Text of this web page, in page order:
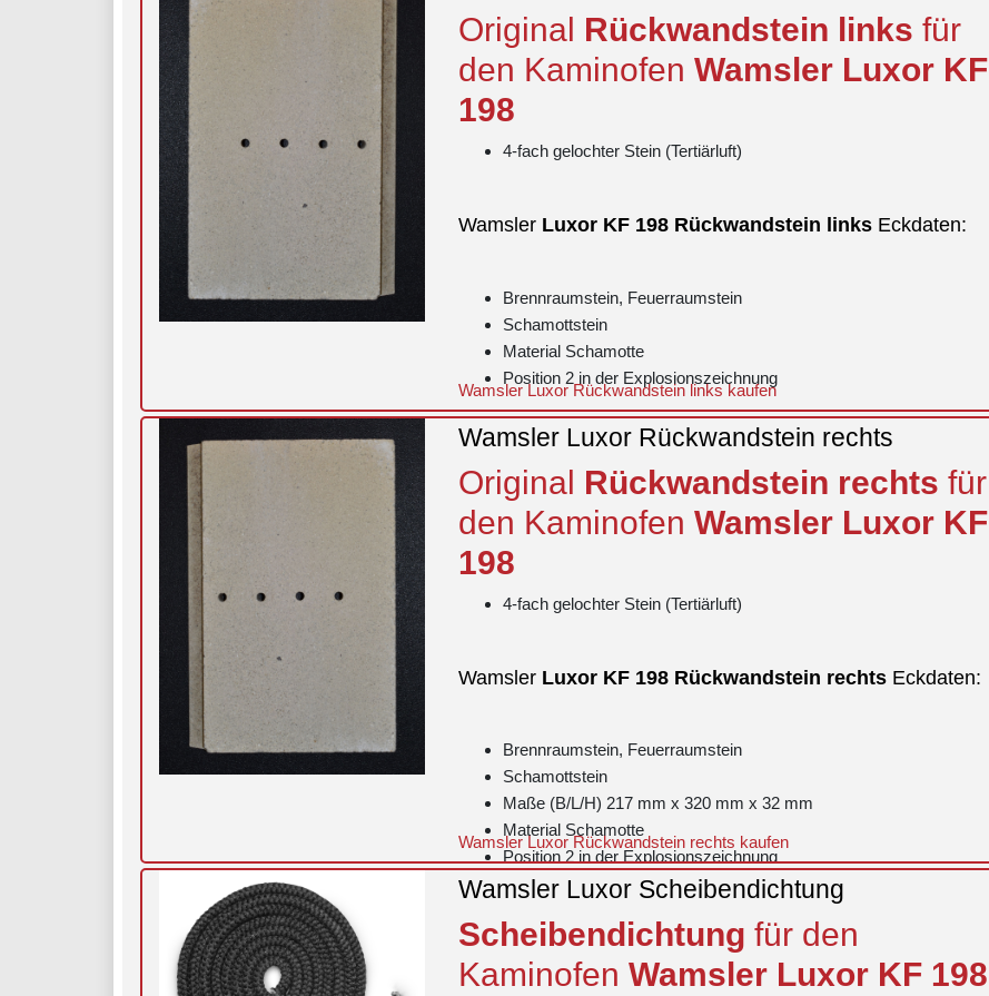
Original Rückwandstein links für
den Kaminofen Wamsler Luxor KF
198
4-fach gelochter Stein (Tertiärluft)
Wamsler Luxor KF 198 Rückwandstein linksEckdaten:
Brennraumstein, Feuerraumstein
Schamottstein
Material Schamotte
Position 2 in der Explosionszeichnung
Wamsler Luxor Rückwandstein links kaufen
Wamsler Luxor Rückwandstein rechts
Original Rückwandstein rechts für
den Kaminofen Wamsler Luxor KF
198
4-fach gelochter Stein (Tertiärluft)
Wamsler Luxor KF 198 Rückwandstein rechtsEckdaten:
Brennraumstein, Feuerraumstein
Schamottstein
Maße (B/L/H) 217 mm x 320 mm x 32 mm
Material Schamotte
Position 2 in der Explosionszeichnung
Wamsler Luxor Rückwandstein rechts kaufen
Wamsler Luxor Scheibendichtung
Scheibendichtung für den
Kaminofen Wamsler Luxor KF 198